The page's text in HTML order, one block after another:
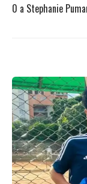
0 a Stephanie